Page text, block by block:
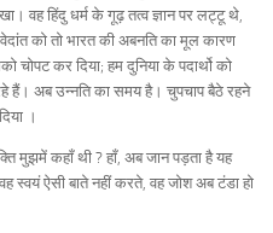
वह हिंदु धर्म के गूढ़ तत्व ज्ञान पर लट्टू थे,
को तो भारत की अबनति का मूल कारण
कर दिया; हम दुनिया के पदार्थो को
अब उन्नति का समय है। चुपचाप बैठे रहने
।
मुझमें कहाँ थी ? हाँ, अब जान पड़ता है यह
स्वयं ऐसी बाते नहीं करते, वह जोश अब टंडा हो